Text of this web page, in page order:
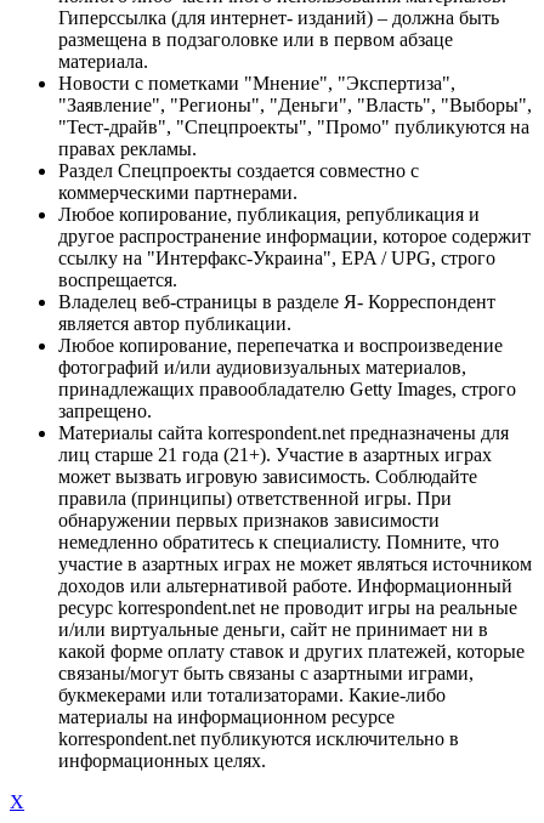
Гиперссылка (для интернет- изданий) – должна быть
размещена в подзаголовке или в первом абзаце
материала.
Новости с пометками "Мнение", "Экспертиза",
"Заявление", "Регионы", "Деньги", "Власть", "Выборы",
"Тест-драйв", "Спецпроекты", "Промо" публикуются на
правах рекламы.
Раздел Спецпроекты создается совместно с
коммерческими партнерами.
Любое копирование, публикация, републикация и
другое распространение информации, которое содержит
ссылку на "Интерфакс-Украина", EPA / UPG, строго
воспрещается.
Владелец веб-страницы в разделе Я- Корреспондент
является автор публикации.
Любое копирование, перепечатка и воспроизведение
фотографий и/или аудиовизуальных материалов,
принадлежащих правообладателю Getty Images, строго
запрещено.
Материалы сайта korrespondent.net предназначены для
лиц старше 21 года (21+). Участие в азартных играх
может вызвать игровую зависимость. Соблюдайте
правила (принципы) ответственной игры. При
обнаружении первых признаков зависимости
немедленно обратитесь к специалисту. Помните, что
участие в азартных играх не может являться источником
доходов или альтернативой работе. Информационный
ресурс korrespondent.net не проводит игры на реальные
и/или виртуальные деньги, сайт не принимает ни в
какой форме оплату ставок и других платежей, которые
связаны/могут быть связаны с азартными играми,
букмекерами или тотализаторами. Какие-либо
материалы на информационном ресурсе
korrespondent.net публикуются исключительно в
информационных целях.
X